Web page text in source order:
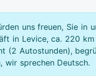
uns freuen, Sie in
in Levice, ca. 220
(2 Autostunden),
wir sprechen Deutsch.